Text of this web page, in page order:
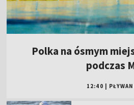
Polka na ósmym
podczas
12:40